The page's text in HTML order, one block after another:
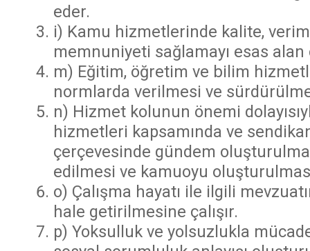
eder.
i) Kamu hizmetlerinde kalite,
memnuniyeti sağlamayı esas alan
m) Eğitim, öğretim ve bilim
normlarda verilmesi ve
n) Hizmet kolunun önemi
hizmetleri kapsamında ve
çerçevesinde gündem
edilmesi ve kamuoyu
o) Çalışma hayatı ile ilgili
hale getirilmesine çalışır.
p) Yoksulluk ve yolsuzlukla